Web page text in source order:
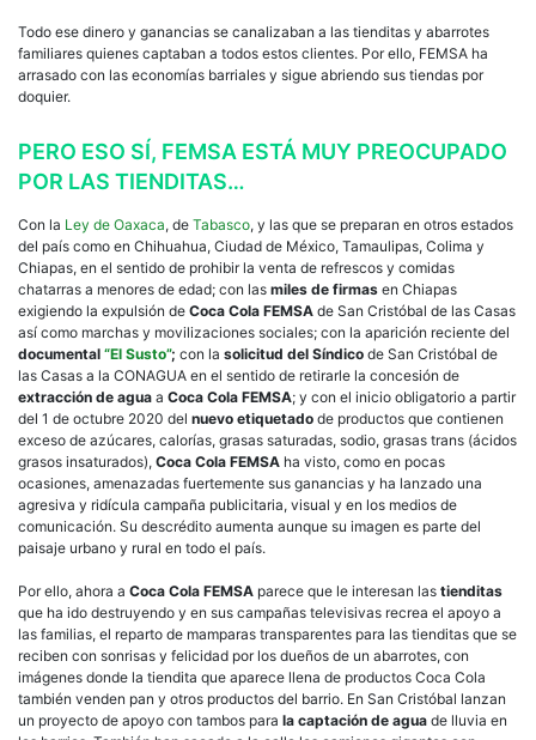
Todo ese dinero y ganancias se canalizaban a las tienditas y abarrotes
familiares quienes captaban a todos estos clientes. Por ello, FEMSA ha
arrasado con las economías barriales y sigue abriendo sus tiendas por
doquier.
PERO ESO SÍ, FEMSA ESTÁ MUY PREOCUPADO
POR LAS TIENDITAS…
Con la Ley de Oaxaca, de Tabasco, y las que se preparan en otros estados
del país como en Chihuahua, Ciudad de México, Tamaulipas, Colima y
Chiapas, en el sentido de prohibir la venta de refrescos y comidas
chatarras a menores de edad; con las miles de firmas en Chiapas
exigiendo la expulsión de Coca Cola FEMSA de San Cristóbal de las Casas
así como marchas y movilizaciones sociales; con la aparición reciente del
documental “El Susto”; con la solicitud del Síndico de San Cristóbal de
las Casas a la CONAGUA en el sentido de retirarle la concesión de
extracción de agua a Coca Cola FEMSA; y con el inicio obligatorio a partir
del 1 de octubre 2020 del nuevo etiquetado de productos que contienen
exceso de azúcares, calorías, grasas saturadas, sodio, grasas trans (ácidos
grasos insaturados), Coca Cola FEMSA ha visto, como en pocas
ocasiones, amenazadas fuertemente sus ganancias y ha lanzado una
agresiva y ridícula campaña publicitaria, visual y en los medios de
comunicación. Su descrédito aumenta aunque su imagen es parte del
paisaje urbano y rural en todo el país.
Por ello, ahora a Coca Cola FEMSA parece que le interesan las tienditas
que ha ido destruyendo y en sus campañas televisivas recrea el apoyo a
las familias, el reparto de mamparas transparentes para las tienditas que se
reciben con sonrisas y felicidad por los dueños de un abarrotes, con
imágenes donde la tiendita que aparece llena de productos Coca Cola
también venden pan y otros productos del barrio. En San Cristóbal lanzan
un proyecto de apoyo con tambos para la captación de agua de lluvia en